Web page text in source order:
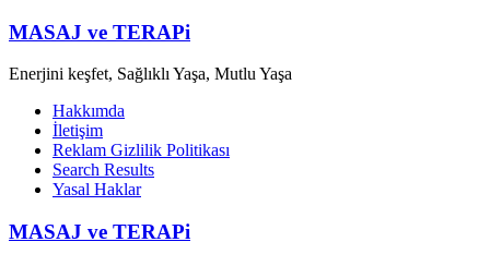
Skip
content
MASAJ ve TERAPi
Enerjini keşfet, Sağlıklı Yaşa, Mutlu Yaşa
Hakkımda
İletişim
Reklam Gizlilik Politikası
Search Results
Yasal Haklar
MASAJ ve TERAPi